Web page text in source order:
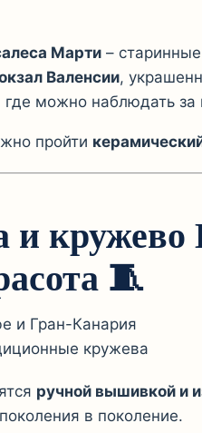
Марти –
Валенсии,
где можно наблюдать за
пройти
кружево
🧵
и Гран-Канария
кружева
ручной вышивкой и
в поколение.